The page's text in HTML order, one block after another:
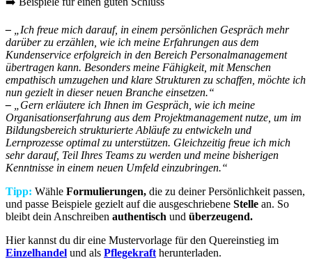
–
„Ich freue mich darauf, in einem persönlichen Gespräch mehr
darüber zu erzählen, wie ich meine Erfahrungen aus dem
Kundenservice erfolgreich in den Bereich Personalmanagement
übertragen kann. Besonders meine Fähigkeit, mit Menschen
empathisch umzugehen und klare Strukturen zu schaffen, möchte ich
nun gezielt in dieser neuen Branche einsetzen.“
–
„Gern erläutere ich Ihnen im Gespräch, wie ich meine
Organisationserfahrung aus dem Projektmanagement nutze, um im
Bildungsbereich strukturierte Abläufe zu entwickeln und
Lernprozesse optimal zu unterstützen. Gleichzeitig freue ich mich
sehr darauf, Teil Ihres Teams zu werden und meine bisherigen
Kenntnisse in einem neuen Umfeld einzubringen.“
Tipp: Wähle Formulierungen, die zu deiner Persönlichkeit passen,
und passe Beispiele gezielt auf die ausgeschriebene Stelle an. So
bleibt dein Anschreiben authentisch und überzeugend.
Hier kannst du dir eine Mustervorlage für den Quereinstieg im
Einzelhandel und als Pflegekraft herunterladen.